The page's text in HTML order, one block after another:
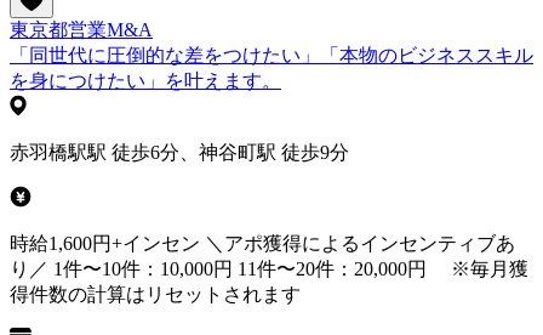
東京都営業M&A
「同世代に圧倒的な差をつけたい」「本物のビジネススキル
を身につけたい」を叶えます。
赤羽橋駅駅 徒歩6分、神谷町駅 徒歩9分
時給1,600円+インセン ＼アポ獲得によるインセンティブあ
り／ 1件〜10件：10,000円 11件〜20件：20,000円 ※毎月獲
得件数の計算はリセットされます